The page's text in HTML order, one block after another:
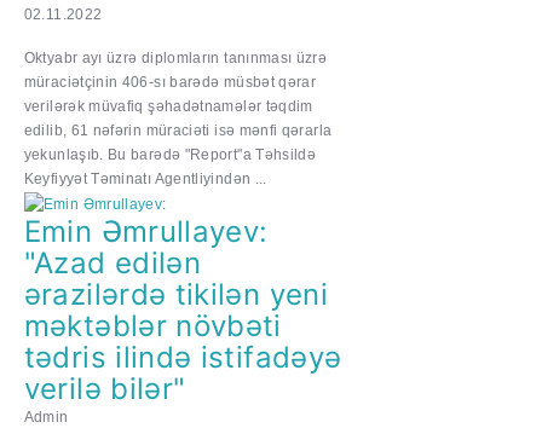
02.11.2022
Oktyabr ayı üzrə diplomların tanınması üzrə
müraciətçinin 406-sı barədə müsbət qərar
verilərək müvafiq şəhadətnamələr təqdim
edilib, 61 nəfərin müraciəti isə mənfi qərarla
yekunlaşıb. Bu barədə "Report"a Təhsildə
Keyfiyyət Təminatı Agentliyindən ...
Emin Əmrullayev:
"Azad edilən
ərazilərdə tikilən yeni
məktəblər növbəti
tədris ilində istifadəyə
verilə bilər"
Admin